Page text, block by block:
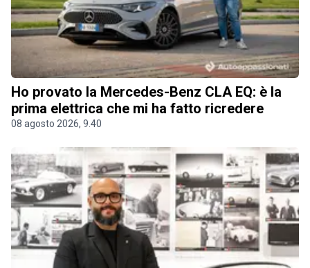
Ho provato la Mercedes-Benz CLA EQ: è la
prima elettrica che mi ha fatto ricredere
08 agosto 2026, 9.40